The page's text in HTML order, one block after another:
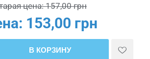
цена:157,00 грн
153,00 грн
В КОРЗИНУ